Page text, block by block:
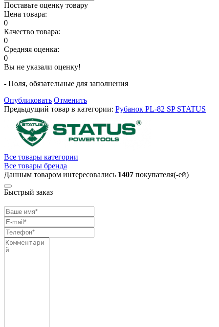
Поставьте оценку товару
Цена товара:
0
Качество товара:
0
Средняя оценка:
0
Вы не указали оценку!
- Поля, обязательные для заполнения
Опубликовать Отменить
Предыдущий товар в категории: Рубанок PL-82 SP STATUS
Все товары категории
Все товары бренда
Данным товаром интересовались 1407 покупателя(-ей)
Быстрый заказ